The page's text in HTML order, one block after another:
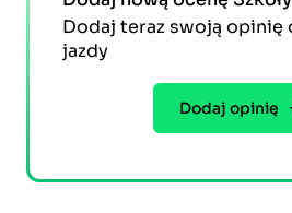
Dodaj teraz swoją opinię
jazdy
Dodaj opinię